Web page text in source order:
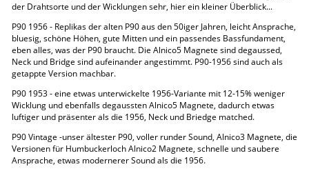
der Drahtsorte und der Wicklungen sehr, hier ein kleiner Überblick...
P90 1956 - Replikas der alten P90 aus den 50iger Jahren, leicht Ansprache,
bluesig, schöne Höhen, gute Mitten und ein passendes Bassfundament,
eben alles, was der P90 braucht. Die Alnico5 Magnete sind degaussed,
Neck und Bridge sind aufeinander angestimmt. P90-1956 sind auch als
getappte Version machbar.
P90 1953 - eine etwas unterwickelte 1956-Variante mit 12-15% weniger
Wicklung und ebenfalls degaussten Alnico5 Magnete, dadurch etwas
luftiger und präsenter als die 1956, Neck und Briedge matched.
P90 Vintage -unser ältester P90, voller runder Sound, Alnico3 Magnete, die
Versionen für Humbuckerloch Alnico2 Magnete, schnelle und saubere
Ansprache, etwas modernerer Sound als die 1956.